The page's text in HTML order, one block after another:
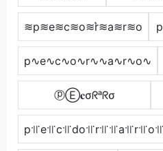
≋p≋e≋c≋o≋r͛≋a≋r≋o
p∿e∿c∿o∿r∿∿a∿r∿o∿
ⓟⒺ𝐜σᖇᵃᖇσ
p꜉꜍e꜉꜍c꜉꜍do꜉꜍r꜉꜍꜉꜍a꜉꜍r꜉꜍o꜉꜍